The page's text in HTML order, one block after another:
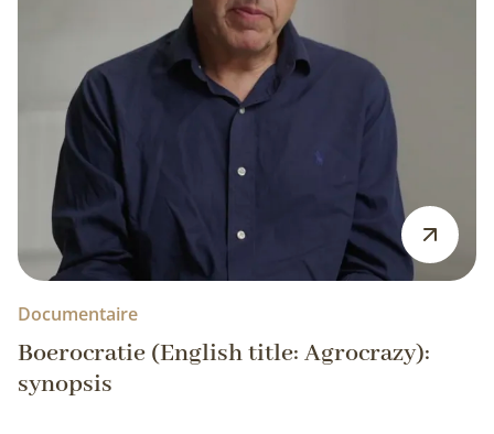
Documentaire
Boerocratie (English title: Agrocrazy):
synopsis